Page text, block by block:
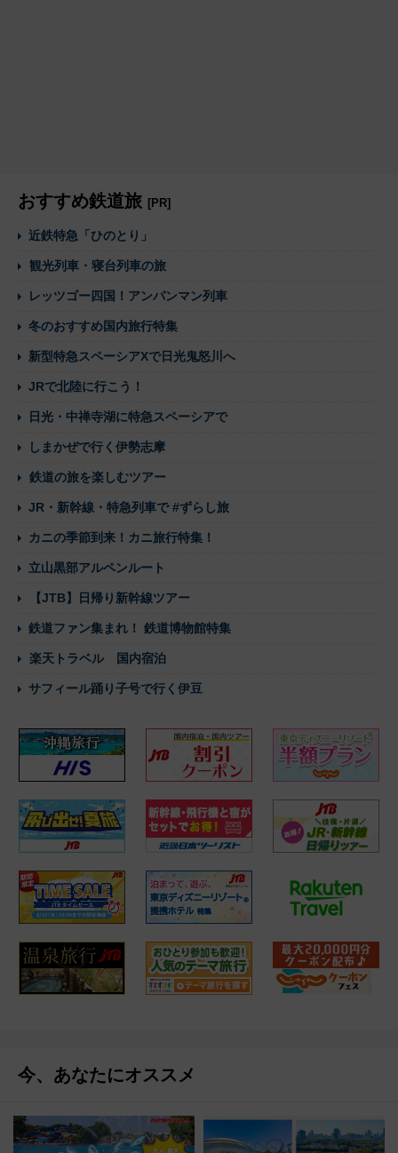
おすすめ鉄道旅 [PR]
近鉄特急「ひのとり」
観光列車・寝台列車の旅
レッツゴー四国！アンパンマン列車
冬のおすすめ国内旅行特集
新型特急スペーシアXで日光鬼怒川へ
JRで北陸に行こう！
日光・中禅寺湖に特急スペーシアで
しまかぜで行く伊勢志摩
鉄道の旅を楽しむツアー
JR・新幹線・特急列車で #ずらし旅
カニの季節到来！カニ旅行特集！
立山黒部アルペンルート
【JTB】日帰り新幹線ツアー
鉄道ファン集まれ！ 鉄道博物館特集
楽天トラベル 国内宿泊
サフィール踊り子号で行く伊豆
今、あなたにオススメ